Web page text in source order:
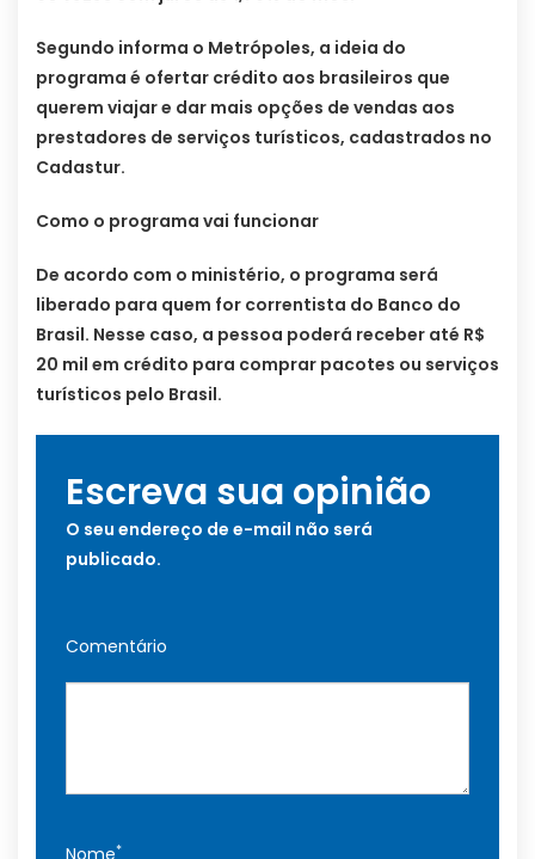
Segundo informa o Metrópoles, a ideia do
programa é ofertar crédito aos brasileiros que
querem viajar e dar mais opções de vendas aos
prestadores de serviços turísticos, cadastrados no
Cadastur.
Como o programa vai funcionar
De acordo com o ministério, o programa será
liberado para quem for correntista do Banco do
Brasil. Nesse caso, a pessoa poderá receber até R$
20 mil em crédito para comprar pacotes ou serviços
turísticos pelo Brasil.
Escreva sua opinião
O seu endereço de e-mail não será
publicado.
Comentário
Nome*